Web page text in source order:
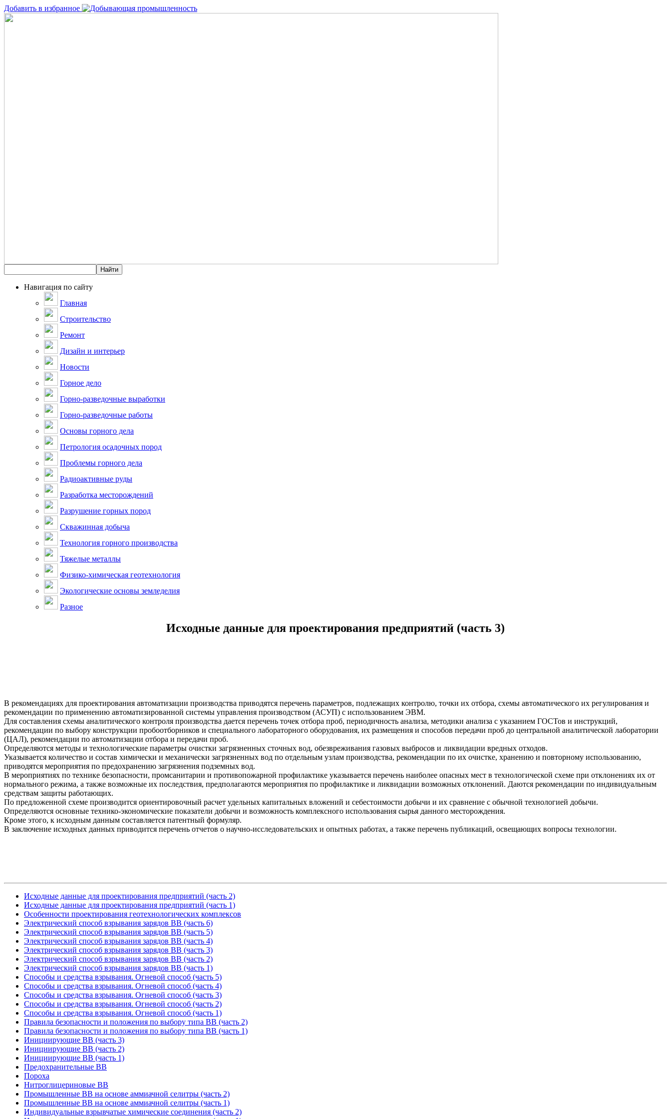
Добавить в избранное
Навигация по сайту
Главная
Строительство
Ремонт
Дизайн и интерьер
Новости
Горное дело
Горно-разведочные выработки
Горно-разведочные работы
Основы горного дела
Петрология осадочных пород
Проблемы горного дела
Радиоактивные руды
Разработка месторождений
Разрушение горных пород
Скважинная добыча
Технология горного производства
Тяжелые металлы
Физико-химическая геотехнология
Экологические основы земледелия
Разное
Исходные данные для проектирования предприятий (часть 3)
В рекомендациях для проектирования автоматизации производства приводятся перечень параметров, подлежащих контролю, точки их отбора, схемы автоматического их регулирования и
рекомендации по применению автоматизированной системы управления производством (АСУП) с использованием ЭВМ.
Для составления схемы аналитического контроля производства дается перечень точек отбора проб, периодичность анализа, методики анализа с указанием ГОСТов и инструкций,
рекомендации по выбору конструкции пробоотборников и специального лабораторного оборудования, их размещения и способов передачи проб до центральной аналитической лаборатории
(ЦАЛ), рекомендации по автоматизации отбора и передачи проб.
Определяются методы и технологические параметры очистки загрязненных сточных вод, обезвреживания газовых выбросов и ликвидации вредных отходов.
Указывается количество и состав химически и механически загрязненных вод по отдельным узлам производства, рекомендации по их очистке, хранению и повторному использованию,
приводятся мероприятия по предохранению загрязнения подземных вод.
В мероприятиях по технике безопасности, промсанитарии и противопожарной профилактике указывается перечень наиболее опасных мест в технологической схеме при отклонениях их от
нормального режима, а также возможные их последствия, предполагаются мероприятия по профилактике и ликвидации возможных отклонений. Даются рекомендации по индивидуальным
средствам защиты работающих.
По предложенной схеме производится ориентировочный расчет удельных капитальных вложений и себестоимости добычи и их сравнение с обычной технологией добычи.
Определяются основные технико-экономические показатели добычи и возможность комплексного использования сырья данного месторождения.
Кроме этого, к исходным данным составляется патентный формуляр.
В заключение исходных данных приводится перечень отчетов о научно-исследовательских и опытных работах, а также перечень публикаций, освещающих вопросы технологии.
Исходные данные для проектирования предприятий (часть 2)
Исходные данные для проектирования предприятий (часть 1)
Особенности проектирования геотехнологических комплексов
Электрический способ взрывания зарядов ВВ (часть 6)
Электрический способ взрывания зарядов ВВ (часть 5)
Электрический способ взрывания зарядов ВВ (часть 4)
Электрический способ взрывания зарядов ВВ (часть 3)
Электрический способ взрывания зарядов ВВ (часть 2)
Электрический способ взрывания зарядов ВВ (часть 1)
Способы и средства взрывания. Огневой способ (часть 5)
Способы и средства взрывания. Огневой способ (часть 4)
Способы и средства взрывания. Огневой способ (часть 3)
Способы и средства взрывания. Огневой способ (часть 2)
Способы и средства взрывания. Огневой способ (часть 1)
Правила безопасности и положения по выбору типа ВВ (часть 2)
Правила безопасности и положения по выбору типа ВВ (часть 1)
Инициирующие ВВ (часть 3)
Инициирующие ВВ (часть 2)
Инициирующие ВВ (часть 1)
Предохранительные ВВ
Пороха
Нитроглицериновые ВВ
Промышленные ВВ на основе аммиачной селитры (часть 2)
Промышленные ВВ на основе аммиачной селитры (часть 1)
Индивидуальные взрывчатые химические соединения (часть 2)